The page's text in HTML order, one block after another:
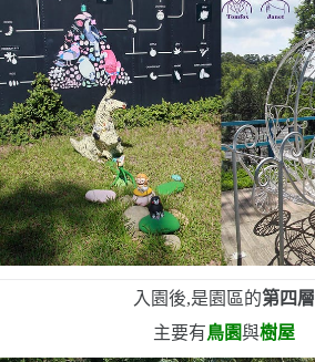
入園後,是園區的第四層
主要有鳥園與樹屋